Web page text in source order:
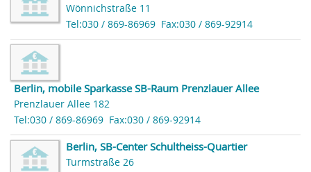
Wönnichstraße 11
Tel:030 / 869-86969 Fax:030 / 869-92914
Berlin, mobile Sparkasse SB-Raum Prenzlauer Allee
Prenzlauer Allee 182
Tel:030 / 869-86969 Fax:030 / 869-92914
Berlin, SB-Center Schultheiss-Quartier
Turmstraße 26